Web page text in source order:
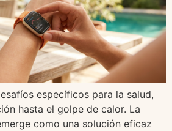
específicos para la salud,
hasta el golpe de calor. La
como una solución eficaz